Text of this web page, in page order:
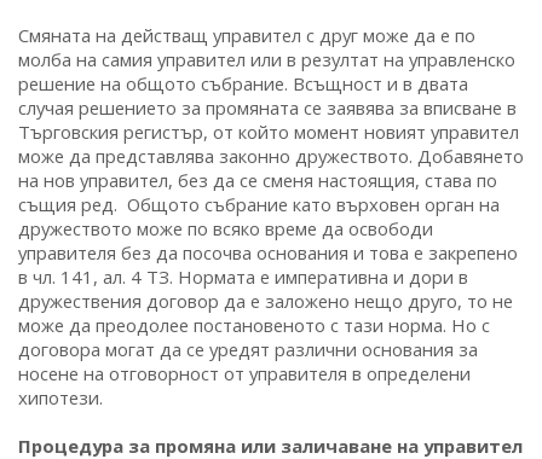
Смяната на действащ управител с друг може да е по
молба на самия управител или в резултат на управленско
решение на общото събрание. Всъщност и в двата
случая решението за промяната се заявява за вписване в
Търговския регистър, от който момент новият управител
може да представлява законно дружеството. Добавянето
на нов управител, без да се сменя настоящия, става по
същия ред. Общото събрание като върховен орган на
дружеството може по всяко време да освободи
управителя без да посочва основания и това е закрепено
в чл. 141, ал. 4 ТЗ. Нормата е императивна и дори в
дружествения договор да е заложено нещо друго, то не
може да преодолее постановеното с тази норма. Но с
договора могат да се уредят различни основания за
носене на отговорност от управителя в определени
хипотези.
Процедура за промяна или заличаване на управител